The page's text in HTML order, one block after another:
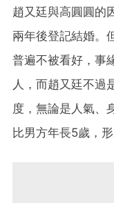
趙又廷與高圓圓的
兩年後登記結婚。
普遍不被看好，事
人，而趙又廷不過
度，無論是人氣、
比男方年長5歲，